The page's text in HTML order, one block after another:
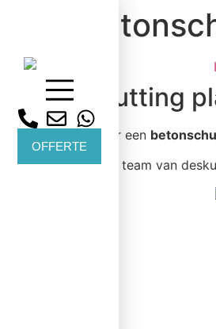
OFFERTE
Betonschutting
Bent u op zoek naar een
Wij werken met een team van